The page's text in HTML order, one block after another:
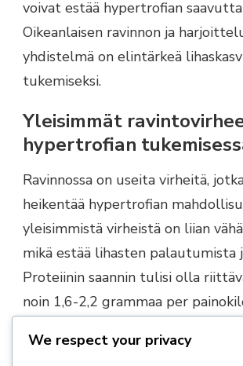
voivat estää hypertrofian
Oikeanlaisen ravinnon ja
yhdistelmä on elintärkeä
tukemiseksi.
Yleisimmät
hypertrofian
Ravinnossa on useita virheitä,
heikentää hypertrofian
yleisimmistä virheistä on liian
mikä estää lihasten palautumista
Proteiinin saannin tulisi olla
noin 1,6-2,2 grammaa per
We respect your privacy